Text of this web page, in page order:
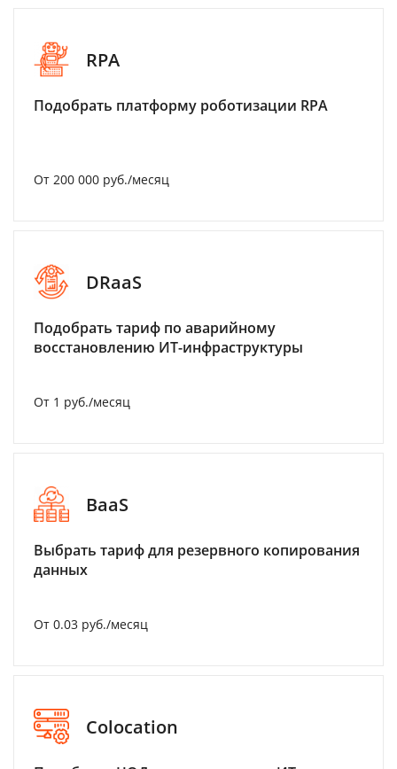
RPA
Подобрать платформу роботизации RPA
От 200 000 руб./месяц
DRaaS
Подобрать тариф по аварийному
восстановлению ИТ-инфраструктуры
От 1 руб./месяц
BaaS
Выбрать тариф для резервного копирования
данных
От 0.03 руб./месяц
Colocation